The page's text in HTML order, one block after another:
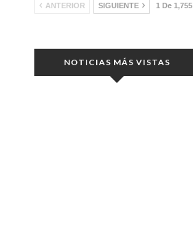
ANTERIOR SIGUIENTE 1 De 1,755
NOTICIAS MÁS VISTAS